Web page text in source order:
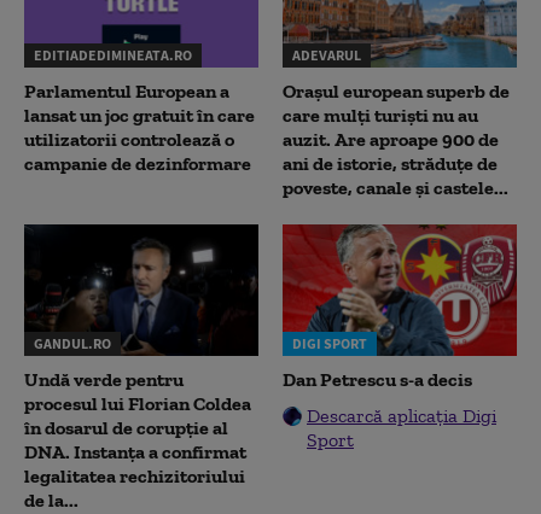
EDITIADEDIMINEATA.RO
Parlamentul European a
lansat un joc gratuit în care
utilizatorii controlează o
campanie de dezinformare
ADEVARUL
Orașul european superb de
care mulți turiști nu au
auzit. Are aproape 900 de
ani de istorie, străduțe de
poveste, canale și castele...
GANDUL.RO
Undă verde pentru
procesul lui Florian Coldea
în dosarul de corupție al
DNA. Instanța a confirmat
legalitatea rechizitoriului
de la...
DIGI SPORT
Dan Petrescu s-a decis
Descarcă aplicația Digi
Sport